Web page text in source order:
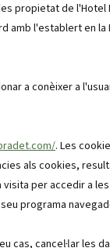
propietat de
l'establert en
a conèixer a
. Les
als cookies,
per accedir a
programa
cancel·lar les